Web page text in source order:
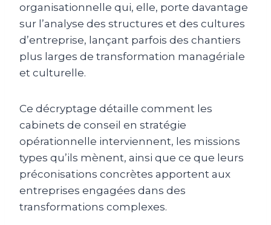
organisationnelle qui, elle, porte davantage
sur l’analyse des structures et des cultures
d’entreprise, lançant parfois des chantiers
plus larges de transformation managériale
et culturelle.
Ce décryptage détaille comment les
cabinets de conseil en stratégie
opérationnelle interviennent, les missions
types qu’ils mènent, ainsi que ce que leurs
préconisations concrètes apportent aux
entreprises engagées dans des
transformations complexes.